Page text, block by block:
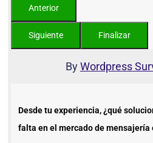
ByWordpress
Desde tu experiencia, ¿qué
falta en el mercado de mensajería